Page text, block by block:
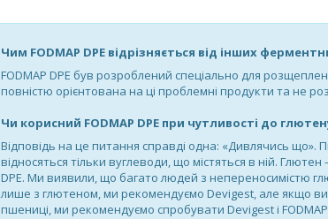
Чим FODMAP DPE відрізняється від інших
FODMAP DPE був розроблений спеціально для
повністю орієнтована на ці проблемні продукти та не
Чи корисний FODMAP DPE при чутливості до
Відповідь на це питання справді одна: «Дивлячись що».
відносяться тільки вуглеводи, що містяться в ній.
DPE. Ми виявили, що багато людей з непереносимістю
лише з глютеном, ми рекомендуємо Devigest, але якщо
пшениці, ми рекомендуємо спробувати Devigest і